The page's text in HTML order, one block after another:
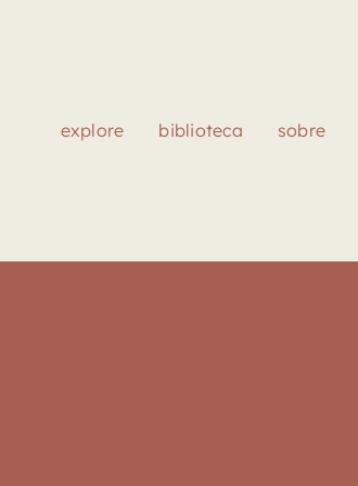
explore biblioteca sobre